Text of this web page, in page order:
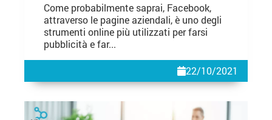
Come probabilmente saprai, Facebook,
attraverso le pagine aziendali, è uno degli
strumenti online più utilizzati per farsi
pubblicità e far...
22/10/2021